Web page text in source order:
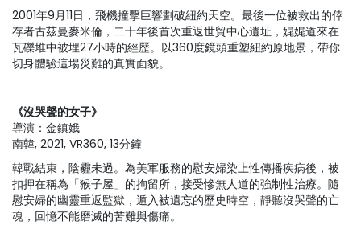
2001年9月11日，飛機撞擊巨響劃破紐約天空。最後一位被救出的倖
存者古茲曼麥米倫，二十年後首次重返世貿中心遺址，娓娓道來在
瓦礫堆中被埋27小時的經歷。以360度鏡頭重塑紐約原地景，帶你
切身體驗這場災難的真實面貌。
《沒哭聲的女子》
導演：金鎮娥
南韓, 2021, VR360, 13分鐘
韓戰結束，陰霾未過。為美軍服務的慰安婦染上性傳播疾病後，被
扣押在稱為「猴子屋」的拘留所，接受慘無人道的強制性治療。隨
慰安婦的幽靈重返監獄，遁入被遺忘的歷史時空，靜聽沒哭聲的亡
魂，回憶不能磨滅的苦難與傷痛。